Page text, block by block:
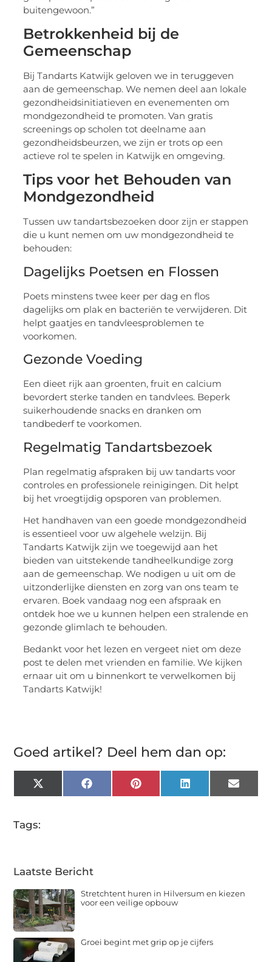
buitengewoon.”
Betrokkenheid bij de
Gemeenschap
Bij Tandarts Katwijk geloven we in teruggeven
aan de gemeenschap. We nemen deel aan lokale
gezondheidsinitiatieven en evenementen om
mondgezondheid te promoten. Van gratis
screenings op scholen tot deelname aan
gezondheidsbeurzen, we zijn er trots op een
actieve rol te spelen in Katwijk en omgeving.
Tips voor het Behouden van
Mondgezondheid
Tussen uw tandartsbezoeken door zijn er stappen
die u kunt nemen om uw mondgezondheid te
behouden:
Dagelijks Poetsen en Flossen
Poets minstens twee keer per dag en flos
dagelijks om plak en bacteriën te verwijderen. Dit
helpt gaatjes en tandvleesproblemen te
voorkomen.
Gezonde Voeding
Een dieet rijk aan groenten, fruit en calcium
bevordert sterke tanden en tandvlees. Beperk
suikerhoudende snacks en dranken om
tandbederf te voorkomen.
Regelmatig Tandartsbezoek
Plan regelmatig afspraken bij uw tandarts voor
controles en professionele reinigingen. Dit helpt
bij het vroegtijdig opsporen van problemen.
Het handhaven van een goede mondgezondheid
is essentieel voor uw algehele welzijn. Bij
Tandarts Katwijk zijn we toegewijd aan het
bieden van uitstekende tandheelkundige zorg
aan de gemeenschap. We nodigen u uit om de
uitzonderlijke diensten en zorg van ons team te
ervaren. Boek vandaag nog een afspraak en
ontdek hoe we u kunnen helpen een stralende en
gezonde glimlach te behouden.
Bedankt voor het lezen en vergeet niet om deze
post te delen met vrienden en familie. We kijken
ernaar uit om u binnenkort te verwelkomen bij
Tandarts Katwijk!
Goed artikel? Deel hem dan op:
X
(Twitter)
FacebookPinterestLinkedInEmail
Tags:
Laatste Bericht
Stretchtent huren in Hilversum en kiezen
voor een veilige opbouw
Groei begint met grip op je cijfers